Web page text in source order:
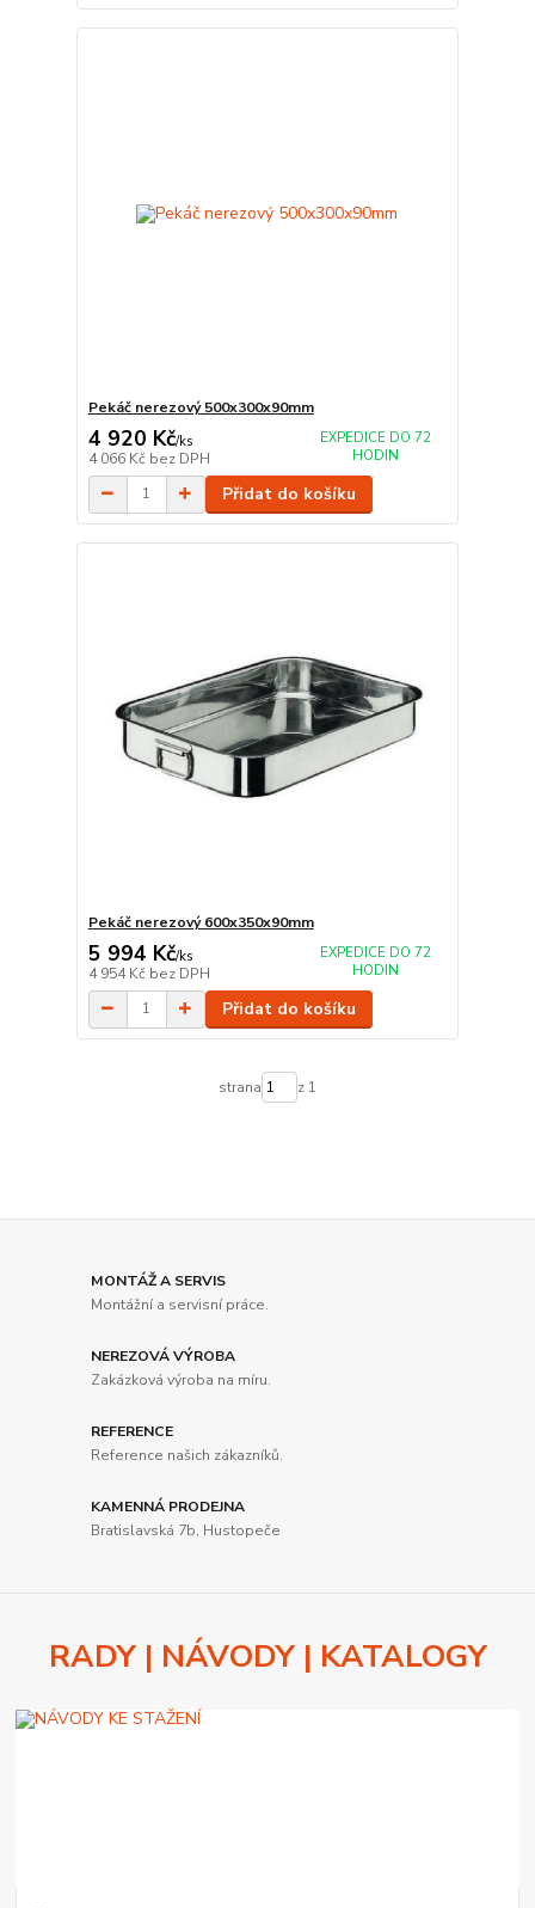
Pekáč nerezový 500x300x90mm
4 920 Kč/ks
4 066 Kč bez DPH
EXPEDICE DO 72
HODIN
Přidat do košíku
Pekáč nerezový 600x350x90mm
5 994 Kč/ks
4 954 Kč bez DPH
EXPEDICE DO 72
HODIN
Přidat do košíku
strana z 1
MONTÁŽ A SERVIS
Montážní a servisní práce.
NEREZOVÁ VÝROBA
Zakázková výroba na míru.
REFERENCE
Reference našich zákazníků.
KAMENNÁ PRODEJNA
Bratislavská 7b, Hustopeče
RADY | NÁVODY | KATALOGY